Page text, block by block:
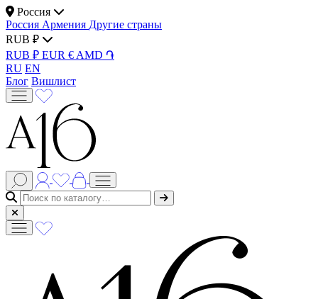
Россия
Россия Армения Другие страны
RUB ₽
RUB ₽ EUR € AMD ֏
RU EN
Блог Вишлист